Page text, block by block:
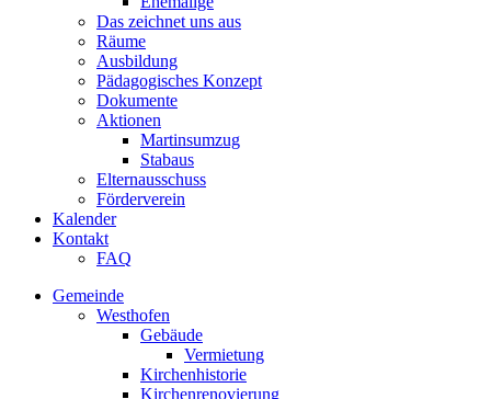
Das zeichnet uns aus
Räume
Ausbildung
Pädagogisches Konzept
Dokumente
Aktionen
Martinsumzug
Stabaus
Elternausschuss
Förderverein
Kalender
Kontakt
FAQ
Gemeinde
Westhofen
Gebäude
Vermietung
Kirchenhistorie
Kirchenrenovierung